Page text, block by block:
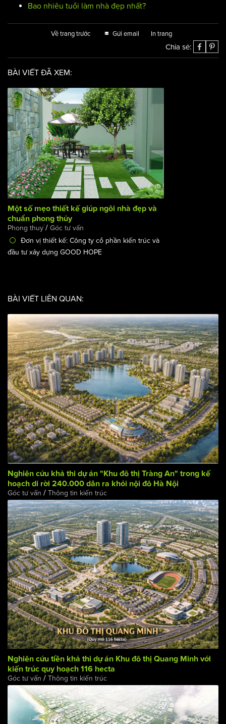
Bao nhiêu tuổi làm nhà đẹp nhất?
Về trang trước Gửi email In trang
Chia sẻ:
BÀI VIẾT ĐÃ XEM:
Một số mẹo thiết kế giúp ngôi nhà đẹp và chuẩn phong
thủy
BÀI VIẾT LIÊN QUAN:
Nghiên cứu khả thi dự án "Khu đô thị Tràng An" trong kế
hoạch di rời 240.000 dân ra khỏi nội đô Hà Nội
Góc tư vấn/Thông tin kiến trúc
Nghiên cứu tiền khả thi dự án Khu đô thị Quang Minh với
kiến trúc quy hoạch 116 hecta
Góc tư vấn/Thông tin kiến trúc